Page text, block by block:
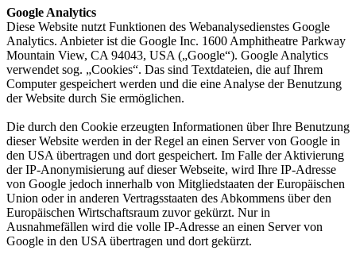
Google Analytics
Diese Website nutzt Funktionen des Webanalysedienstes Google
Analytics. Anbieter ist die Google Inc. 1600 Amphitheatre Parkway
Mountain View, CA 94043, USA („Google“). Google Analytics
verwendet sog. „Cookies“. Das sind Textdateien, die auf Ihrem
Computer gespeichert werden und die eine Analyse der Benutzung
der Website durch Sie ermöglichen.
Die durch den Cookie erzeugten Informationen über Ihre Benutzung
dieser Website werden in der Regel an einen Server von Google in
den USA übertragen und dort gespeichert. Im Falle der Aktivierung
der IP-Anonymisierung auf dieser Webseite, wird Ihre IP-Adresse
von Google jedoch innerhalb von Mitgliedstaaten der Europäischen
Union oder in anderen Vertragsstaaten des Abkommens über den
Europäischen Wirtschaftsraum zuvor gekürzt. Nur in
Ausnahmefällen wird die volle IP-Adresse an einen Server von
Google in den USA übertragen und dort gekürzt.